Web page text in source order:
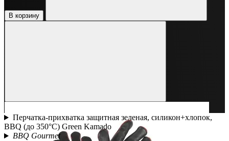
В корзину
Перчатка-прихватка защитная зеленая, силикон+хлопок,
BBQ (до 350°С) Green Kamado
BBQ Gourmet